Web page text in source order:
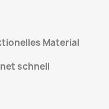
Material
schnell